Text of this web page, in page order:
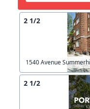
2 1/2
1540 Avenue
2 1/2